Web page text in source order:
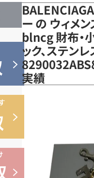
ー の ウィメ
blncg 財布・
ック、ステン
実績